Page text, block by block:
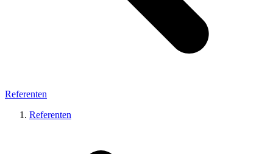
Referenten
Referenten